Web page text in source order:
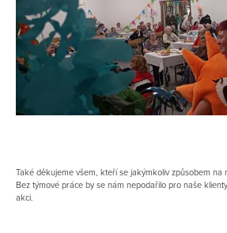
Také děkujeme všem, kteří se jakýmkoliv způsobem na
Bez týmové práce by se nám nepodařilo pro naše
akci.